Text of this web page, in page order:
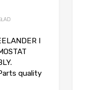
I
quality